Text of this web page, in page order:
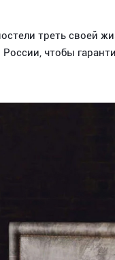
треть своей
чтобы